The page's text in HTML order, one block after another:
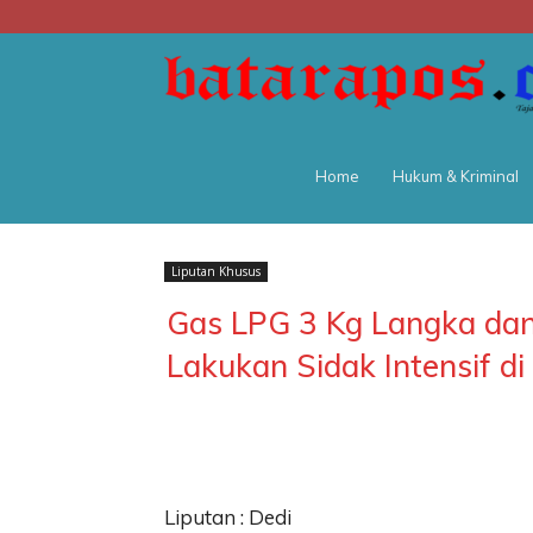
Home Hukum & Kriminal
Liputan Khusus
Gas LPG 3 Kg Langka
Lakukan Sidak Intensif
Liputan : Dedi